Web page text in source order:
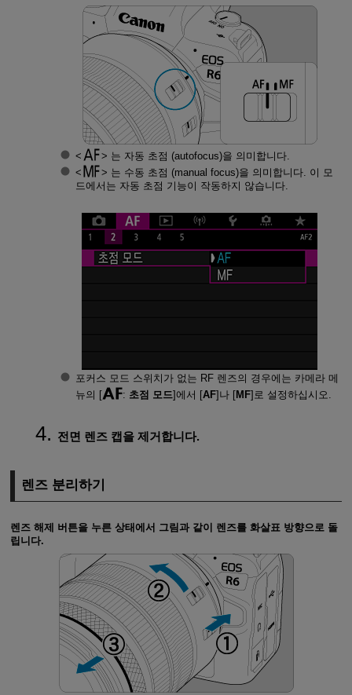
는 자동 초점 (autofocus)을 의미합니다.
는 수동 초점 (manual focus)을 의미합니다. 이 모
드에서는 자동 초점 기능이 작동하지 않습니다.
포커스 모드 스위치가 없는 RF 렌즈의 경우에는 카메라 메
뉴의 [
: 초점 모드]에서 [AF]나 [MF]로 설정하십시오.
전면 렌즈 캡을 제거합니다.
렌즈 분리하기
렌즈 해제 버튼을 누른 상태에서 그림과 같이 렌즈를 화살표 방향으로 돌
립니다.